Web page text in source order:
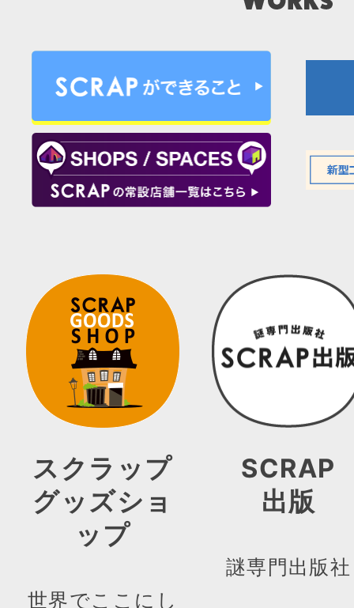
スクラップ
グッズショ
ップ
世界でここにし
SCRAP
出版
謎専門出版社